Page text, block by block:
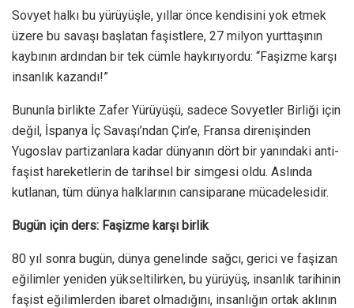
Sovyet halkı bu yürüyüşle, yıllar önce kendisini yok etmek
üzere bu savaşı başlatan faşistlere, 27 milyon yurttaşının
kaybının ardından bir tek cümle haykırıyordu: “Faşizme karşı
insanlık kazandı!”
Bununla birlikte Zafer Yürüyüşü, sadece Sovyetler Birliği için
değil, İspanya İç Savaşı’ndan Çin’e, Fransa direnişinden
Yugoslav partizanlara kadar dünyanın dört bir yanındaki anti-
faşist hareketlerin de tarihsel bir simgesi oldu. Aslında
kutlanan, tüm dünya halklarının cansiparane mücadelesidir.
Bugün için ders: Faşizme karşı birlik
80 yıl sonra bugün, dünya genelinde sağcı, gerici ve faşizan
eğilimler yeniden yükseltilirken, bu yürüyüş, insanlık tarihinin
faşist eğilimlerden ibaret olmadığını, insanlığın ortak aklının